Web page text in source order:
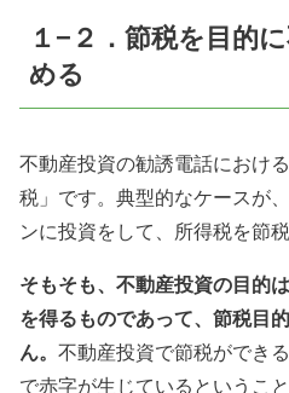
１−２．節税を目的
める
不動産投資の勧誘電話におけ
税」です。典型的なケースが
ンに投資をして、所得税を節
そもそも、不動産投資の目的
を得るものであって、節税目
ん。 不動産投資で節税ができ
で赤字が生じているというこ